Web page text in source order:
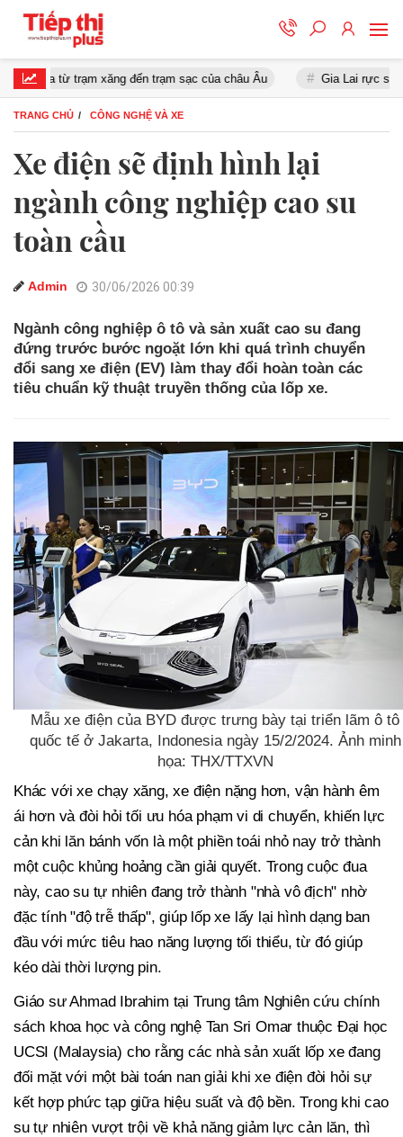
từ trạm xăng đến trạm sạc của châu Âu Gia Lai rực sáng
TRANG CHỦ CÔNG NGHỆ VÀ XE
Xe điện sẽ định hình lại
ngành công nghiệp cao su
toàn cầu
Admin 30/06/2026 00:39
Ngành công nghiệp ô tô và sản xuất cao su đang
đứng trước bước ngoặt lớn khi quá trình chuyển
đổi sang xe điện (EV) làm thay đổi hoàn toàn các
tiêu chuẩn kỹ thuật truyền thống của lốp xe.
Mẫu xe điện của BYD được trưng bày tại triển lãm ô tô
quốc tế ở Jakarta, Indonesia ngày 15/2/2024. Ảnh minh
họa: THX/TTXVN
Khác với xe chạy xăng, xe điện nặng hơn, vận hành êm
ái hơn và đòi hỏi tối ưu hóa phạm vi di chuyển, khiến lực
cản khi lăn bánh vốn là một phiền toái nhỏ nay trở thành
một cuộc khủng hoảng cần giải quyết. Trong cuộc đua
này, cao su tự nhiên đang trở thành "nhà vô địch" nhờ
đặc tính "độ trễ thấp", giúp lốp xe lấy lại hình dạng ban
đầu với mức tiêu hao năng lượng tối thiểu, từ đó giúp
kéo dài thời lượng pin.
Giáo sư Ahmad Ibrahim tại Trung tâm Nghiên cứu chính
sách khoa học và công nghệ Tan Sri Omar thuộc Đại học
UCSI (Malaysia) cho rằng các nhà sản xuất lốp xe đang
đối mặt với một bài toán nan giải khi xe điện đòi hỏi sự
kết hợp phức tạp giữa hiệu suất và độ bền. Trong khi cao
su tự nhiên vượt trội về khả năng giảm lực cản lăn, thì